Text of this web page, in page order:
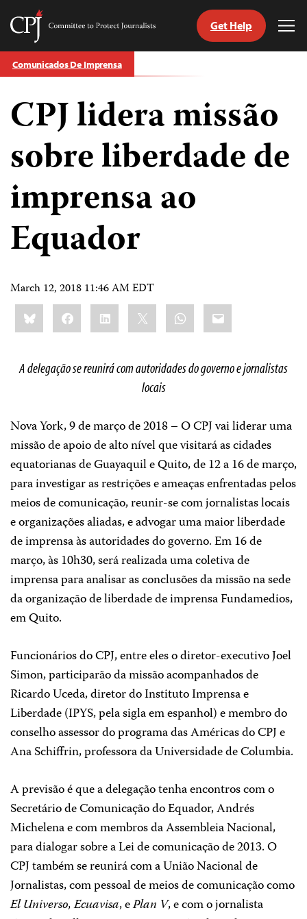
Skip
to
Committee
Protect
Journalists
Get Help
Comunicados De Imprensa
CPJ lidera missão
sobre liberdade de
imprensa ao
Equador
March 12, 2018 11:46 AM EDT
Share
this:BlueskyFacebookLinkedIn WhatsApp
Email
A delegação se reunirá com autoridades do governo e jornalistas
locais
Nova York, 9 de março de 2018 – O CPJ vai liderar uma
missão de apoio de alto nível que visitará as cidades
equatorianas de Guayaquil e Quito, de 12 a 16 de março,
para investigar as restrições e ameaças enfrentadas pelos
meios de comunicação, reunir-se com jornalistas locais
e organizações aliadas, e advogar uma maior liberdade
de imprensa às autoridades do governo. Em 16 de
março, às 10h30, será realizada uma coletiva de
imprensa para analisar as conclusões da missão na sede
da organização de liberdade de imprensa Fundamedios,
em Quito.
Funcionários do CPJ, entre eles o diretor-executivo Joel
Simon, participarão da missão acompanhados de
Ricardo Uceda, diretor do Instituto Imprensa e
Liberdade (IPYS, pela sigla em espanhol) e membro do
conselho assessor do programa das Américas do CPJ e
Ana Schiffrin, professora da Universidade de Columbia.
A previsão é que a delegação tenha encontros com o
Secretário de Comunicação do Equador, Andrés
Michelena e com membros da Assembleia Nacional,
para dialogar sobre a Lei de comunicação de 2013. O
CPJ também se reunirá com a União Nacional de
Jornalistas, com pessoal de meios de comunicação como
El Universo, Ecuavisa, ePlan V, e com o jornalista